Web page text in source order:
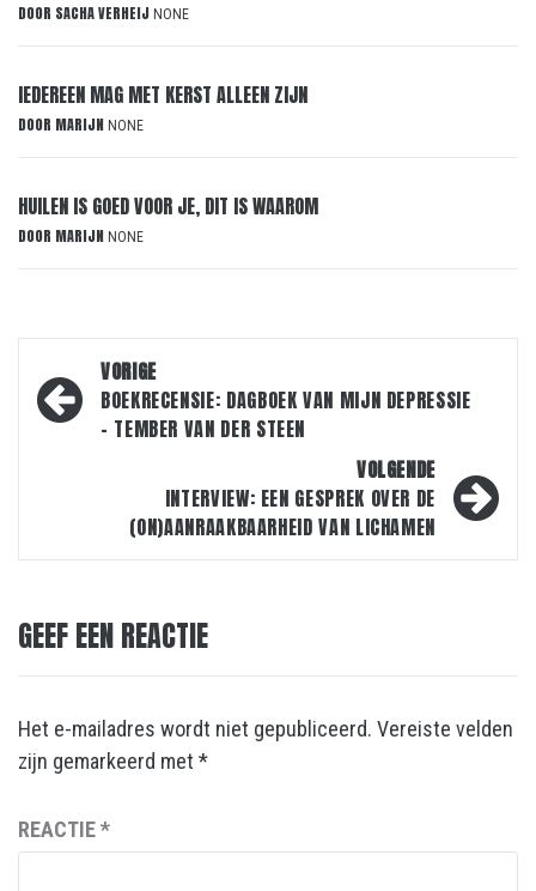
DOOR SACHA VERHEIJ NONE
IEDEREEN MAG MET KERST ALLEEN ZIJN
DOOR MARIJN NONE
HUILEN IS GOED VOOR JE, DIT IS WAAROM
DOOR MARIJN NONE
Bericht
navigatie
VORIGE
BOEKRECENSIE: DAGBOEK VAN MIJN DEPRESSIE
– TEMBER VAN DER STEEN
VOLGENDE
INTERVIEW: EEN GESPREK OVER DE
(ON)AANRAAKBAARHEID VAN LICHAMEN
GEEF EEN REACTIE
Het e-mailadres wordt niet gepubliceerd. Vereiste velden
zijn gemarkeerd met *
REACTIE*